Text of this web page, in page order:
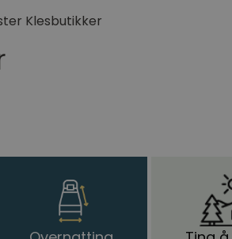
Klesbutikker